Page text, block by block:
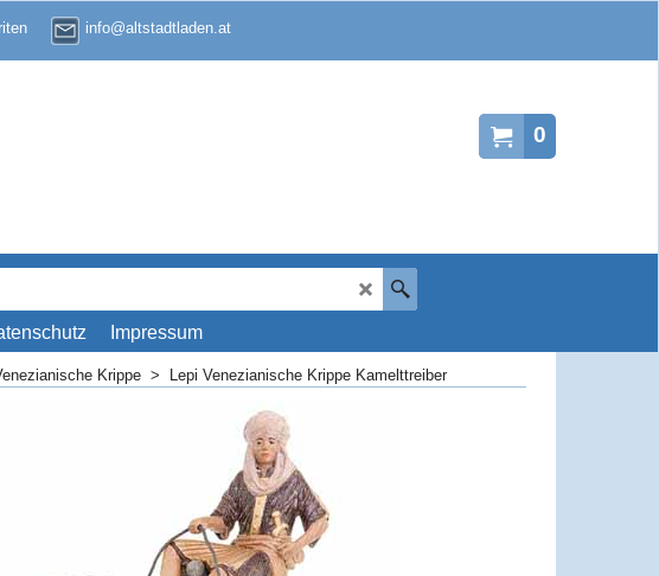
info@altstadtladen.at
0
Impressum
Krippe > Lepi Venezianische Krippe Kamelttreiber